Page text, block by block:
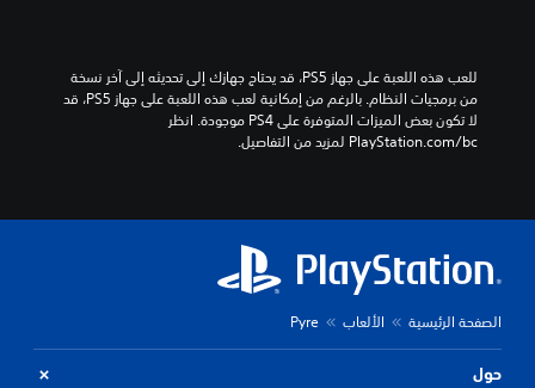
‎PlayStation.com/bc لمزيد من التفاصيل.
الصفحة الرئيسية الألعاب Pyre
حول